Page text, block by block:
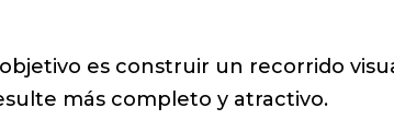
es construir un recorrido
más completo y atractivo.